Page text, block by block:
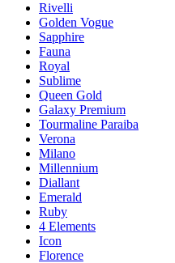
Rivelli
Golden Vogue
Sapphire
Fauna
Royal
Sublime
Queen Gold
Galaxy Premium
Tourmaline Paraiba
Verona
Milano
Millennium
Diallant
Emerald
Ruby
4 Elements
Icon
Florence